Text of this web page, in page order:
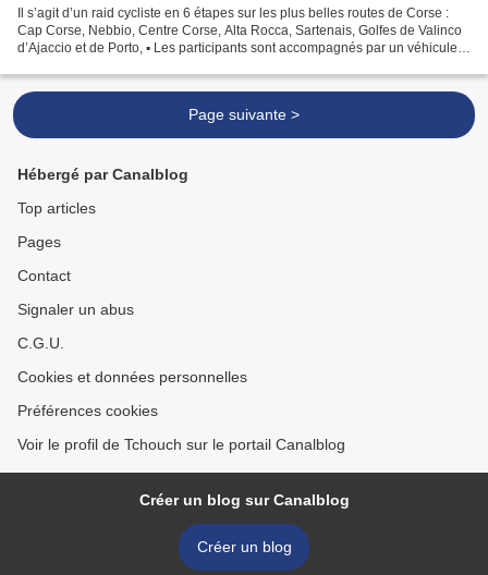
Il s’agit d’un raid cycliste en 6 étapes sur les plus belles routes de Corse :
Cap Corse, Nebbio, Centre Corse, Alta Rocca, Sartenais, Golfes de Valinco
d’Ajaccio et de Porto, ▪ Les participants sont accompagnés par un véhicule
Page suivante >
Hébergé par Canalblog
Top articles
Pages
Contact
Signaler un abus
C.G.U.
Cookies et données personnelles
Préférences cookies
Voir le profil de Tchouch sur le portail Canalblog
Créer un blog sur Canalblog
Créer un blog